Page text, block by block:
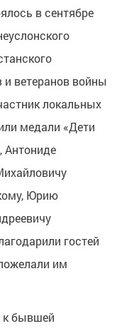
в сентябре
и ветеранов войны
локальных
медали «Дети
Антониде
Юрию
гостей
им
к бывшей